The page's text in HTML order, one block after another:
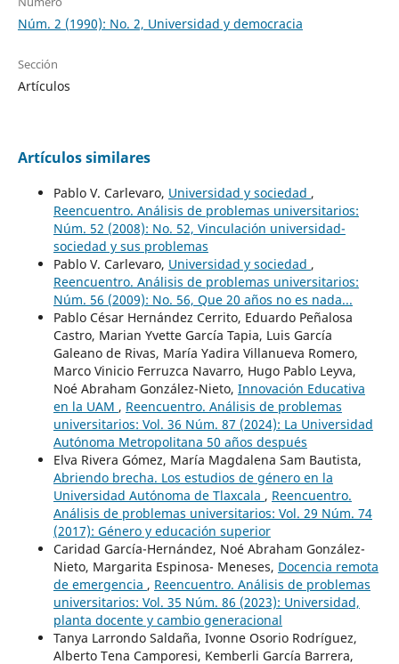
Núm. 2 (1990): No. 2, Universidad y democracia
Sección
Artículos
Artículos similares
Pablo V. Carlevaro, Universidad y sociedad ,
Reencuentro. Análisis de problemas universitarios:
Núm. 52 (2008): No. 52, Vinculación universidad-
sociedad y sus problemas
Pablo V. Carlevaro, Universidad y sociedad ,
Reencuentro. Análisis de problemas universitarios:
Núm. 56 (2009): No. 56, Que 20 años no es nada...
Pablo César Hernández Cerrito, Eduardo Peñalosa
Castro, Marian Yvette García Tapia, Luis García
Galeano de Rivas, María Yadira Villanueva Romero,
Marco Vinicio Ferruzca Navarro, Hugo Pablo Leyva,
Noé Abraham González-Nieto, Innovación Educativa
en la UAM , Reencuentro. Análisis de problemas
universitarios: Vol. 36 Núm. 87 (2024): La Universidad
Autónoma Metropolitana 50 años después
Elva Rivera Gómez, María Magdalena Sam Bautista,
Abriendo brecha. Los estudios de género en la
Universidad Autónoma de Tlaxcala , Reencuentro.
Análisis de problemas universitarios: Vol. 29 Núm. 74
(2017): Género y educación superior
Caridad García-Hernández, Noé Abraham González-
Nieto, Margarita Espinosa- Meneses, Docencia remota
de emergencia , Reencuentro. Análisis de problemas
universitarios: Vol. 35 Núm. 86 (2023): Universidad,
planta docente y cambio generacional
Tanya Larrondo Saldaña, Ivonne Osorio Rodríguez,
Alberto Tena Camporesi, Kemberli García Barrera,